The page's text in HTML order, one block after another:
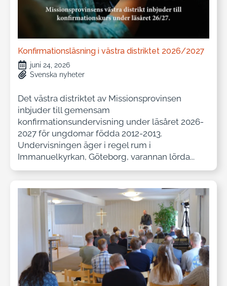
Konfirmationsläsning i västra distriktet 2026/2027
juni 24, 2026
Svenska nyheter
Det västra distriktet av Missionsprovinsen
inbjuder till gemensam
konfirmationsundervisning under läsåret 2026-
2027 för ungdomar födda 2012-2013.
Undervisningen äger i regel rum i
Immanuelkyrkan, Göteborg, varannan lörda...